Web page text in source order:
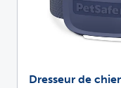
Dresseur de